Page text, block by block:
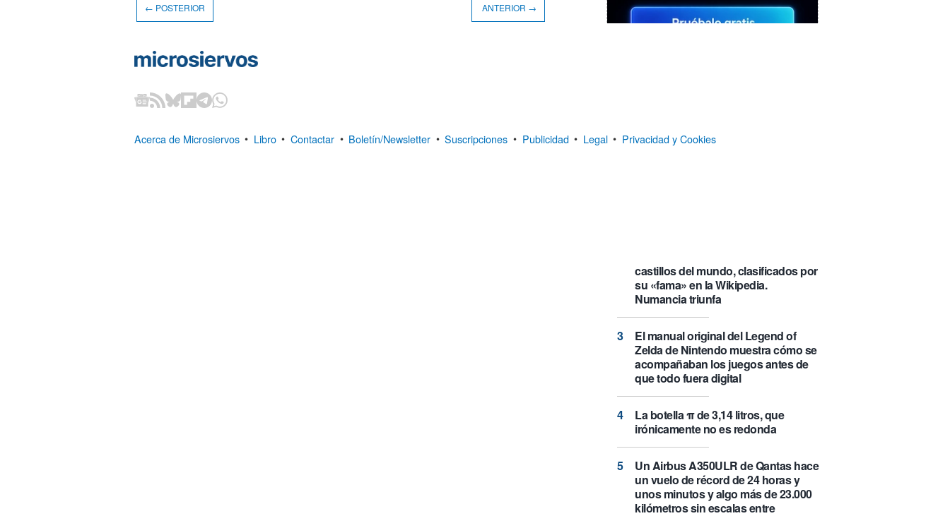
LO MÁS VISTO RECIENTEMENTE
castillos del mundo, clasificados por
su «fama» en la Wikipedia.
Numancia triunfa
El manual original del Legend of
Zelda de Nintendo muestra cómo se
acompañaban los juegos antes de
que todo fuera digital
La botella π de 3,14 litros, que
irónicamente no es redonda
Un Airbus A350ULR de Qantas hace
un vuelo de récord de 24 horas y
unos minutos y algo más de 23.000
kilómetros sin escalas entre
← POSTERIOR ANTERIOR →
Acerca de Microsiervos • Libro • Contactar • Boletín/Newsletter • Suscripciones • Publicidad • Legal • Privacidad y Cookies